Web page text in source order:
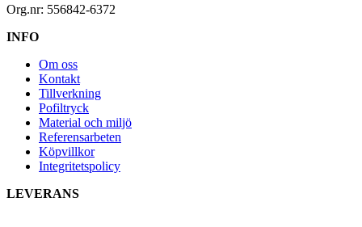
Org.nr: 556842-6372
INFO
Om oss
Kontakt
Tillverkning
Pofiltryck
Material och miljö
Referensarbeten
Köpvillkor
Integritetspolicy
LEVERANS